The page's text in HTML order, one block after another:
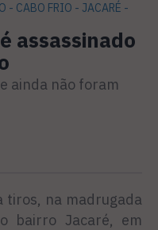
- CABO FRIO - JACARÉ -
assassinado
ainda não foram
tiros, na madrugada
bairro Jacaré, em